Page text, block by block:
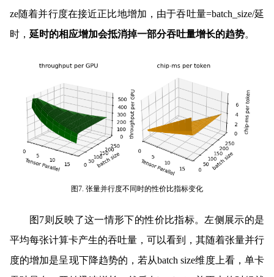
ze随着并行度在接近正比地增加，由于吞吐量=batch_size/延
时， 延时的相应增加会抵消掉一部分吞吐量增长的趋势。
图7. 张量并行度不同时的性价比指标变化
图7则反映了这一情形下的性价比指标。左侧展示的是
平均每张计算卡产生的吞吐量，可以看到，其随着张量并行
度的增加是呈现下降趋势的，若从batch size维度上看，单卡